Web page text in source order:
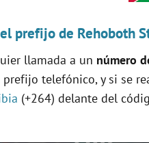
prefijo de Rehoboth
llamada a un número
telefónico, y si se
(+264) delante del